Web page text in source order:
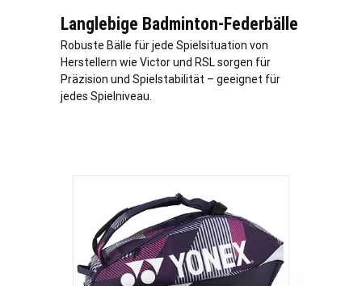
Langlebige Badminton-Federbälle
Robuste Bälle für jede Spielsituation von
Herstellern wie Victor und RSL sorgen für
Präzision und Spielstabilität – geeignet für
jedes Spielniveau.